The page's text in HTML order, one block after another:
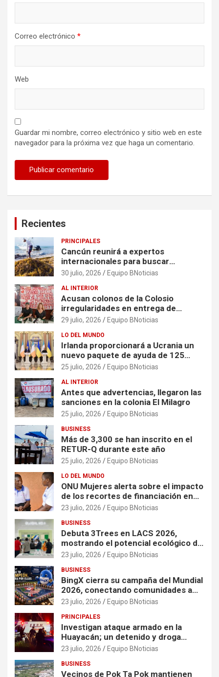
Correo electrónico *
Web
Guardar mi nombre, correo electrónico y sitio web en este
navegador para la próxima vez que haga un comentario.
Recientes
PRINCIPALES
Cancún reunirá a expertos
internacionales para buscar
soluciones al problema del sargazo
30 julio, 2026 Equipo BNoticias
AL INTERIOR
Acusan colonos de la Colosio
irregularidades en entrega de
escrituras
29 julio, 2026 Equipo BNoticias
LO DEL MUNDO
Irlanda proporcionará a Ucrania un
nuevo paquete de ayuda de 125
millones de euros
25 julio, 2026 Equipo BNoticias
AL INTERIOR
Antes que advertencias, llegaron las
sanciones en la colonia El Milagro
25 julio, 2026 Equipo BNoticias
BUSINESS
Más de 3,300 se han inscrito en el
RETUR-Q durante este año
25 julio, 2026 Equipo BNoticias
LO DEL MUNDO
ONU Mujeres alerta sobre el impacto
de los recortes de financiación en
organizaciones que apoyan a
crisis
23 julio, 2026 Equipo BNoticias
BUSINESS
Debuta 3Trees en LACS 2026,
mostrando el potencial ecológico de
China en América
23 julio, 2026 Equipo BNoticias
BUSINESS
BingX cierra su campaña del Mundial
2026, conectando comunidades a
través de experiencias exclusivas
23 julio, 2026 Equipo BNoticias
PRINCIPALES
Investigan ataque armado en la
Huayacán; un detenido y droga
asegurada tras persecución
23 julio, 2026 Equipo BNoticias
BUSINESS
Vecinos de Pok Ta Pok mantienen